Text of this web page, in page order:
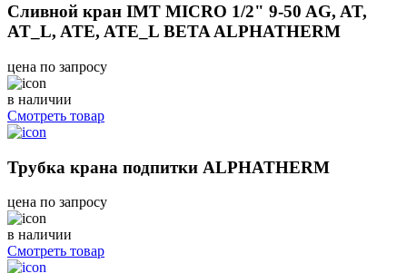
Сливной кран IMT MICRO 1/2" 9-50 AG, AT,
AT_L, ATE, ATE_L BETA ALPHATHERM
цена по запросу
в наличии
Смотреть товар
Трубка крана подпитки ALPHATHERM
цена по запросу
в наличии
Смотреть товар